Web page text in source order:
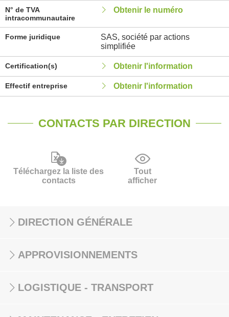
N° de TVA
intracommunautaire
Obtenir le numéro
Forme juridique
SAS, société par actions
simplifiée
Certification(s) Obtenir l'information
Effectif entreprise Obtenir l'information
CONTACTS PAR DIRECTION
Téléchargez la liste des
contacts
Tout
afficher
DIRECTION GÉNÉRALE
APPROVISIONNEMENTS
LOGISTIQUE - TRANSPORT